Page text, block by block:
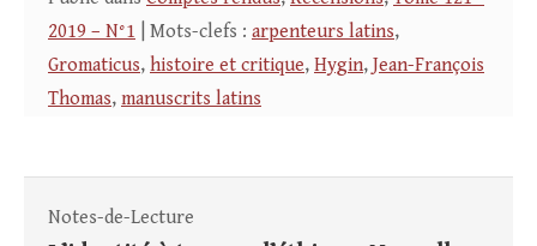
2019 – N°1 | Mots-clefs : arpenteurs latins,
Gromaticus, histoire et critique, Hygin, Jean-François
Thomas, manuscrits latins
Notes-de-Lecture